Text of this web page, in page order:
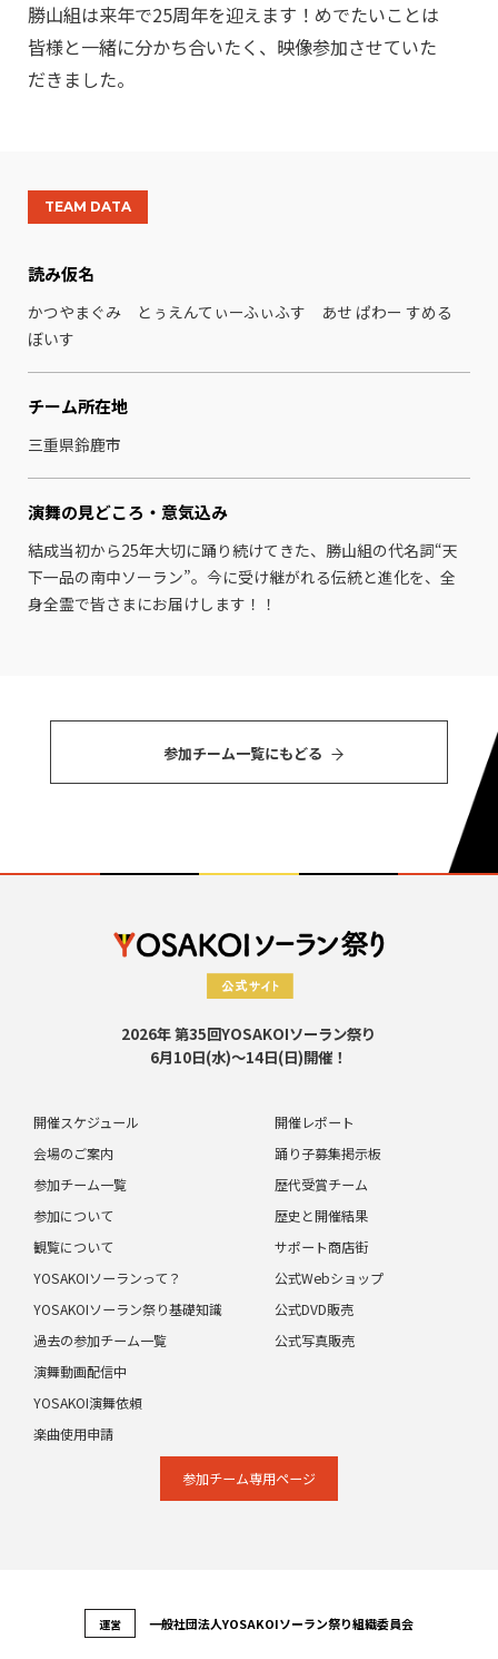
勝山組は来年で25周年を迎えます！めでたいことは
皆様と一緒に分かち合いたく、映像参加させていた
だきました。
TEAM DATA
読み仮名
かつやまぐみ とぅえんてぃーふぃふす あせ ぱわー すめる
ぼいす
チーム所在地
三重県鈴鹿市
演舞の見どころ・ 意気込み
結成当初から25年大切に踊り続けてきた、勝山組の代名詞“天
下一品の南中ソーラン”。今に受け継がれる伝統と進化を、全
身全霊で皆さまにお届けします！！
参加チーム⼀覧にもどる
2026年 第35回YOSAKOIソーラン祭り
6月10日(水)～14日(日)開催！
開催スケジュール
会場のご案内
参加チーム一覧
参加について
観覧について
開催レポート
踊り子募集掲示板
歴代受賞チーム
歴史と開催結果
サポート商店街
YOSAKOIソーランって？
YOSAKOIソーラン祭り基礎知識
過去の参加チーム一覧
演舞動画配信中
公式Webショップ
公式DVD販売
公式写真販売
YOSAKOI演舞依頼
楽曲使用申請
参加チーム専⽤ページ
運営 ⼀般社団法⼈YOSAKOIソーラン祭り組織委員会